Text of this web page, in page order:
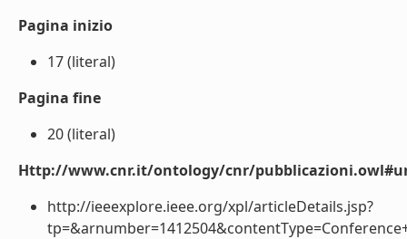
Pagina inizio
17 (literal)
Pagina fine
20 (literal)
Http://www.cnr.it/ontology/cnr/
http://ieeexplore.ieee.org/xpl/articleDetails.jsp?